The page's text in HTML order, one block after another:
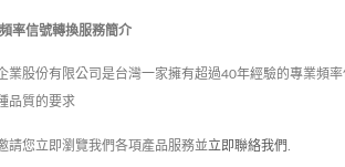
率信號轉換服務簡介
業股份有限公司是台灣一家擁有超過40年經驗的專業頻
品質的要求
請您立即瀏覽我們各項產品服務並立即聯絡我們